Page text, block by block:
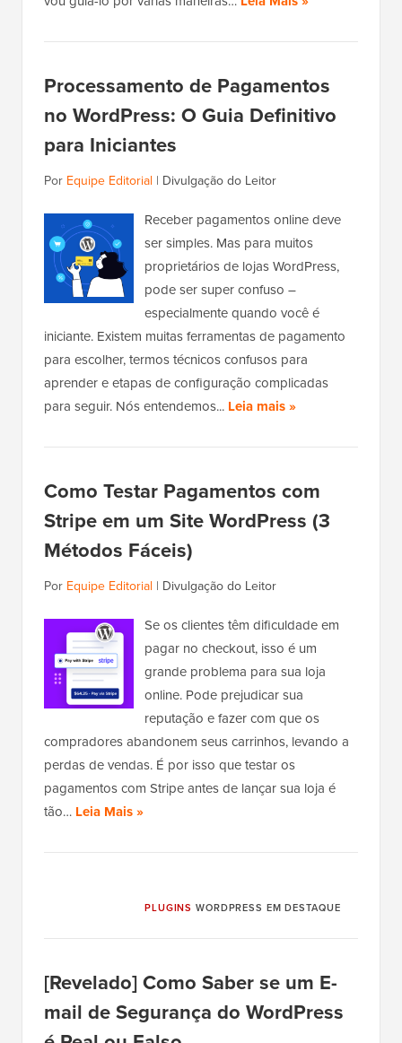
Processamento de Pagamentos
no WordPress: O Guia Definitivo
para Iniciantes
Por Equipe Editorial | Divulgação do Leitor
Receber pagamentos online deve
ser simples. Mas para muitos
proprietários de lojas WordPress,
pode ser super confuso –
especialmente quando você é
iniciante. Existem muitas ferramentas de pagamento
para escolher, termos técnicos confusos para
aprender e etapas de configuração complicadas
para seguir. Nós entendemos... Leia mais »
Como Testar Pagamentos com
Stripe em um Site WordPress (3
Métodos Fáceis)
Por Equipe Editorial | Divulgação do Leitor
Se os clientes têm dificuldade em
pagar no checkout, isso é um
grande problema para sua loja
online. Pode prejudicar sua
reputação e fazer com que os
compradores abandonem seus carrinhos, levando a
perdas de vendas. É por isso que testar os
pagamentos com Stripe antes de lançar sua loja é
tão… Leia Mais »
PLUGINS WORDPRESS EM DESTAQUE
[Revelado] Como Saber se um E-
mail de Segurança do WordPress